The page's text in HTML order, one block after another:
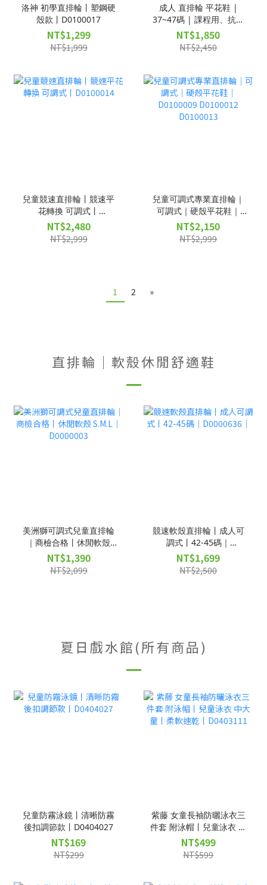
洛神 初學直排輪丨塑鋼硬
殼款丨D0100017
NT$1,299
NT$1,999
成人 直排輪 平花鞋 |
37~47碼 | 課程用、抗衝
擊、可拆卸內套 |
D0100016
NT$1,850
NT$2,450
兒童競速直排輪丨競速平
花轉換 可調式丨
D0100014
NT$2,480
NT$2,999
兒童可調式專業直排輪｜
可調式｜硬殼平花鞋｜
D0100009 D0100012
D0100013
NT$2,150
NT$2,999
1 2 »
直排輪｜軟殼休閒舒適鞋
美洲獅可調式兒童直排輪
｜商檢合格丨休閒軟殼
S.M.L｜ D0000003
NT$1,390
NT$2,099
競速軟殼直排輪丨成人可
調式丨42-45碼｜
D0000636｜
NT$1,699
NT$2,500
夏日戲水館(所有商品)
兒童防霧泳鏡丨清晰防霧
後扣調節款丨D0404027
NT$169
NT$299
紫藤 女童長袖防曬泳衣三
件套 附泳帽丨兒童泳衣 中
大童丨柔軟速乾丨
D0403111
NT$499
NT$599